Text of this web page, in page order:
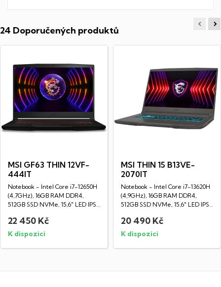
24 Doporučených produktů
MSI GF63 THIN 12VF-
444IT
Notebook - Intel Core i7-12650H
(4,7GHz), 16GB RAM DDR4,
512GB SSD NVMe, 15,6" LED IPS
22 450 Kč
K dispozici
MSI THIN 15 B13VE-
2070IT
Notebook - Intel Core i7-13620H
(4,9GHz), 16GB RAM DDR4,
512GB SSD NVMe, 15,6" LED IPS
20 490 Kč
K dispozici